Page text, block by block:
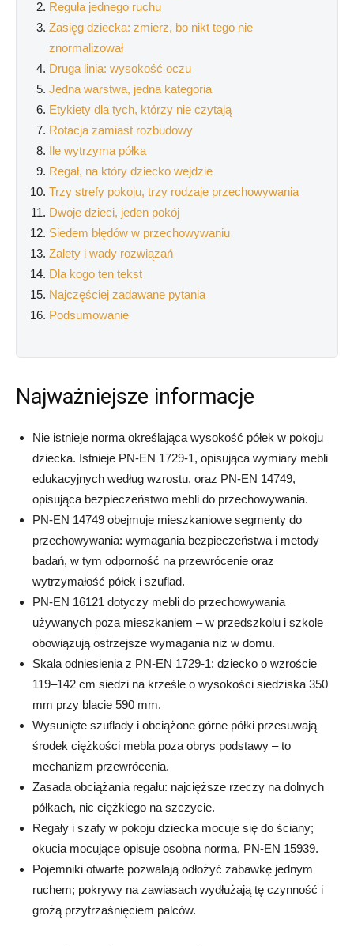
Reguła jednego ruchu
Zasięg dziecka: zmierz, bo nikt tego nie
znormalizował
Druga linia: wysokość oczu
Jedna warstwa, jedna kategoria
Etykiety dla tych, którzy nie czytają
Rotacja zamiast rozbudowy
Ile wytrzyma półka
Regał, na który dziecko wejdzie
Trzy strefy pokoju, trzy rodzaje przechowywania
Dwoje dzieci, jeden pokój
Siedem błędów w przechowywaniu
Zalety i wady rozwiązań
Dla kogo ten tekst
Najczęściej zadawane pytania
Podsumowanie
Najważniejsze informacje
Nie istnieje norma określająca wysokość półek w pokoju
dziecka. Istnieje PN-EN 1729-1, opisująca wymiary mebli
edukacyjnych według wzrostu, oraz PN-EN 14749,
opisująca bezpieczeństwo mebli do przechowywania.
PN-EN 14749 obejmuje mieszkaniowe segmenty do
przechowywania: wymagania bezpieczeństwa i metody
badań, w tym odporność na przewrócenie oraz
wytrzymałość półek i szuflad.
PN-EN 16121 dotyczy mebli do przechowywania
używanych poza mieszkaniem – w przedszkolu i szkole
obowiązują ostrzejsze wymagania niż w domu.
Skala odniesienia z PN-EN 1729-1: dziecko o wzroście
119–142 cm siedzi na krześle o wysokości siedziska 350
mm przy blacie 590 mm.
Wysunięte szuflady i obciążone górne półki przesuwają
środek ciężkości mebla poza obrys podstawy – to
mechanizm przewrócenia.
Zasada obciążania regału: najcięższe rzeczy na dolnych
półkach, nic ciężkiego na szczycie.
Regały i szafy w pokoju dziecka mocuje się do ściany;
okucia mocujące opisuje osobna norma, PN-EN 15939.
Pojemniki otwarte pozwalają odłożyć zabawkę jednym
ruchem; pokrywy na zawiasach wydłużają tę czynność i
grożą przytrzaśnięciem palców.